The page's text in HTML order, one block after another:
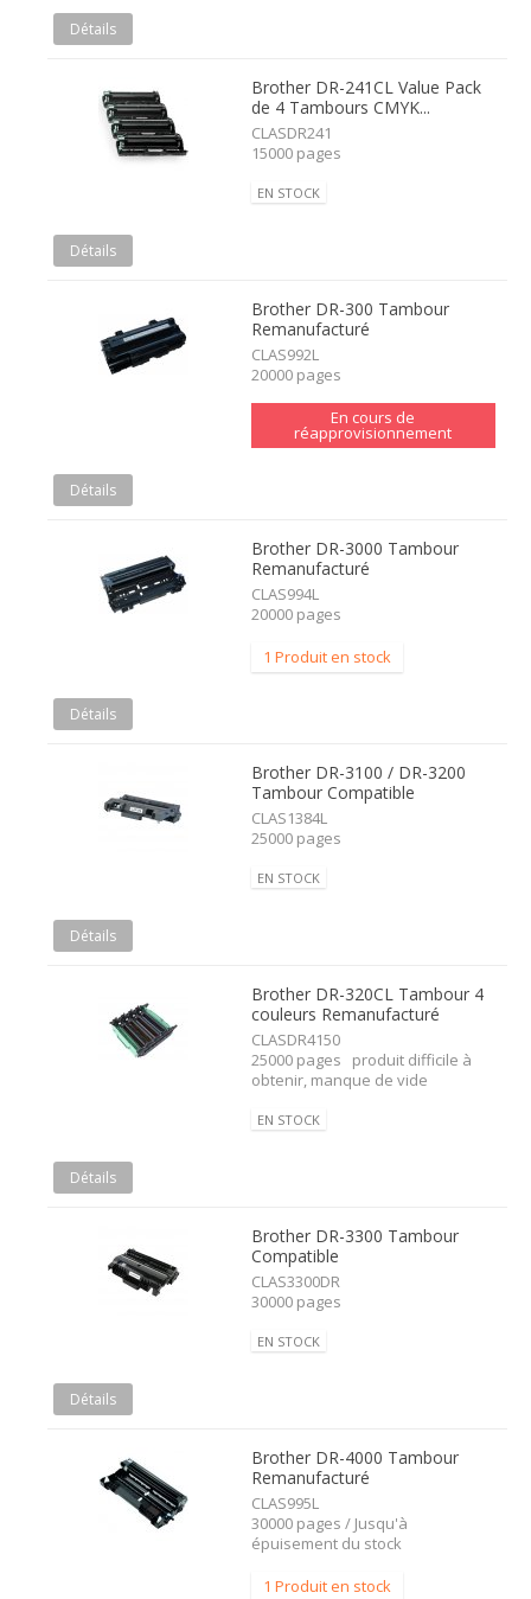
Détails
Brother DR-241CL Value Pack
de 4 Tambours CMYK...
CLASDR241
15000 pages
EN STOCK
Détails
Brother DR-300 Tambour
Remanufacturé
CLAS992L
20000 pages
En cours de
réapprovisionnement
Détails
Brother DR-3000 Tambour
Remanufacturé
CLAS994L
20000 pages
1 Produit en stock
Détails
Brother DR-3100 / DR-3200
Tambour Compatible
CLAS1384L
25000 pages
EN STOCK
Détails
Brother DR-320CL Tambour 4
couleurs Remanufacturé
CLASDR4150
25000 pages produit difficile à
obtenir, manque de vide
EN STOCK
Détails
Brother DR-3300 Tambour
Compatible
CLAS3300DR
30000 pages
EN STOCK
Détails
Brother DR-4000 Tambour
Remanufacturé
CLAS995L
30000 pages / Jusqu'à
épuisement du stock
1 Produit en stock